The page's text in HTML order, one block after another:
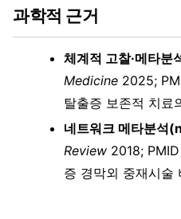
과학적 근거
체계적 고찰·메타
Medicine 2025;
탈출증 보존적 치료
네트워크 메타분석
Review 2018;
증 경막외 중재시술